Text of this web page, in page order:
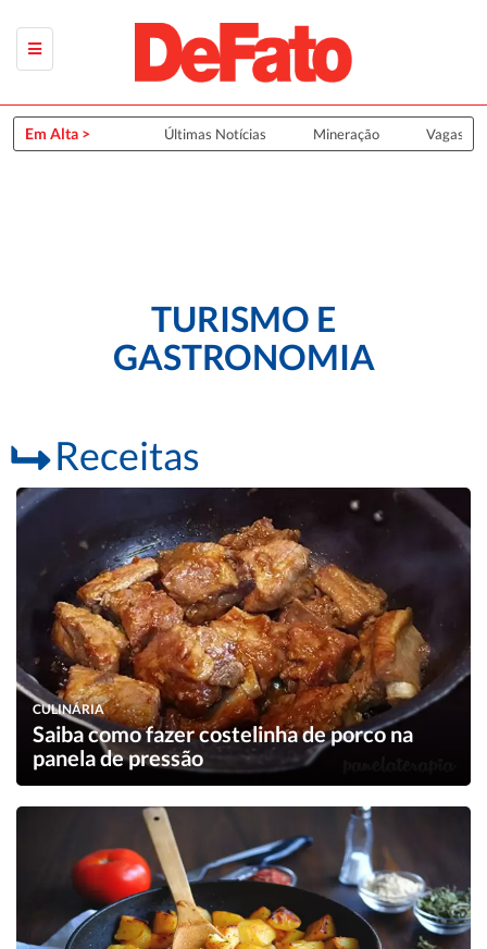
Em Alta > Últimas Notícias Mineração Vagas
TURISMO E
GASTRONOMIA
Receitas
CULINÁRIA
Saiba como fazer costelinha de porco na
panela de pressão